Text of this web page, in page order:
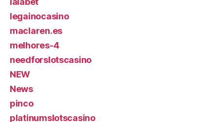
legainocasino
maclaren.es
melhores-4
needforslotscasino
NEW
News
pinco
platinumslotscasino